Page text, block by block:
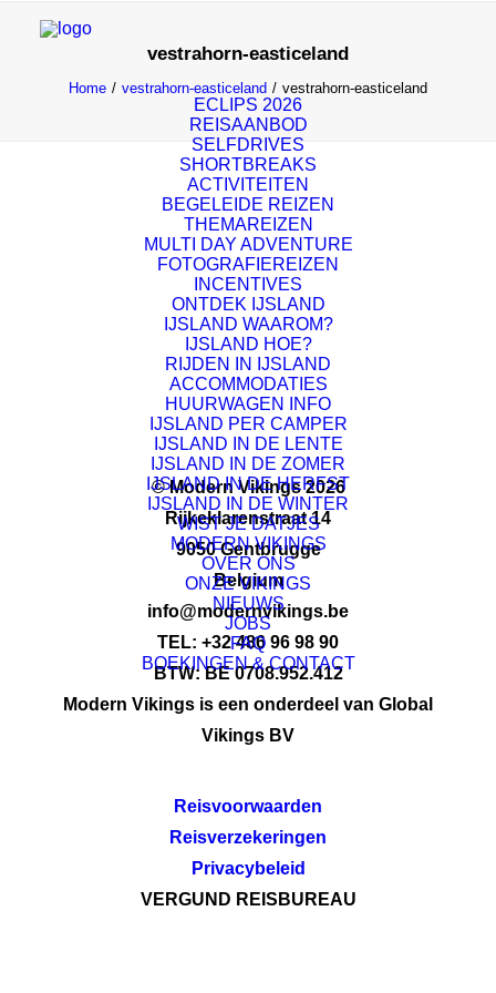
ECLIPS 2026
REISAANBOD
SELFDRIVES
SHORTBREAKS
ACTIVITEITEN
BEGELEIDE REIZEN
THEMAREIZEN
MULTI DAY ADVENTURE
FOTOGRAFIEREIZEN
INCENTIVES
ONTDEK IJSLAND
IJSLAND WAAROM?
IJSLAND HOE?
RIJDEN IN IJSLAND
ACCOMMODATIES
HUURWAGEN INFO
IJSLAND PER CAMPER
IJSLAND IN DE LENTE
IJSLAND IN DE ZOMER
IJSLAND IN DE HERFST
IJSLAND IN DE WINTER
WIST JE DATJES
MODERN VIKINGS
OVER ONS
ONZE VIKINGS
NIEUWS
JOBS
FAQ
BOEKINGEN & CONTACT
vestrahorn-easticeland
Home vestrahorn-easticeland vestrahorn-easticeland
© Modern Vikings 2026
Rijkeklarenstraat 14
9050 Gentbrugge
Belgium
info@modernvikings.be
TEL: +32 486 96 98 90
BTW: BE 0708.952.412
Modern Vikings is een onderdeel van Global
Vikings BV
Reisvoorwaarden
Reisverzekeringen
Privacybeleid
VERGUND REISBUREAU